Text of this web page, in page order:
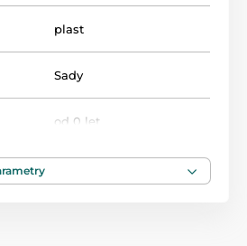
bez něj. Stuha je oboustranná
plast
Sady
od 0 let